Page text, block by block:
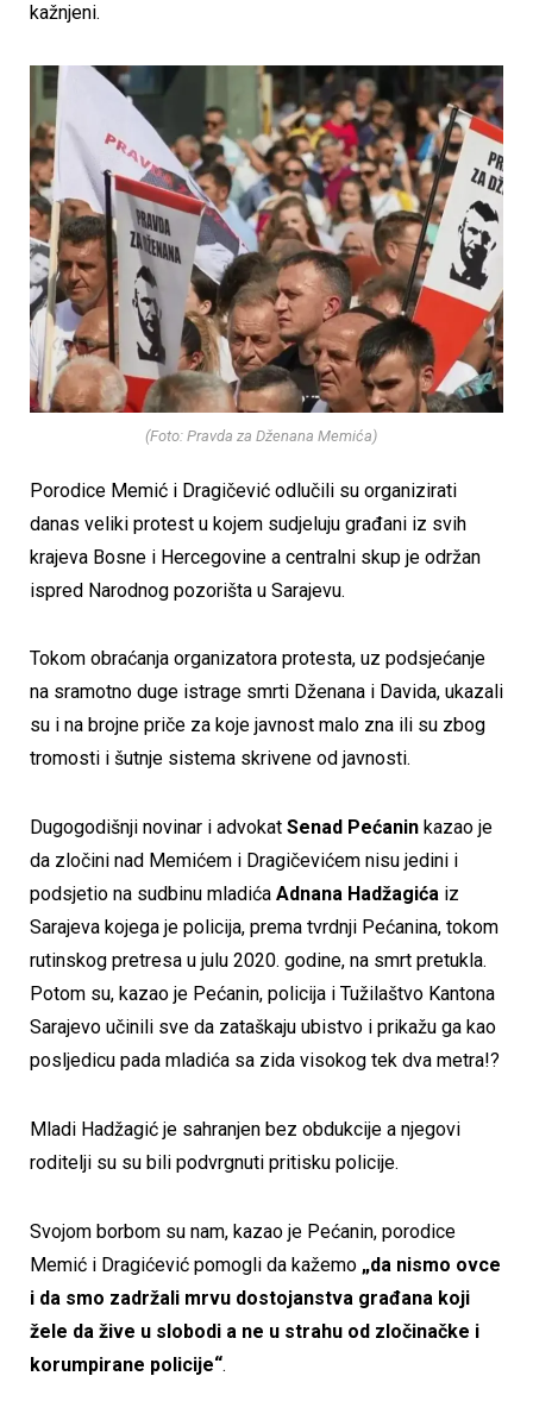
kažnjeni.
(Foto: Pravda za Dženana Memića)
Porodice Memić i Dragičević odlučili su organizirati
danas veliki protest u kojem sudjeluju građani iz svih
krajeva Bosne i Hercegovine a centralni skup je održan
ispred Narodnog pozorišta u Sarajevu.
Tokom obraćanja organizatora protesta, uz podsjećanje
na sramotno duge istrage smrti Dženana i Davida, ukazali
su i na brojne priče za koje javnost malo zna ili su zbog
tromosti i šutnje sistema skrivene od javnosti.
Dugogodišnji novinar i advokat Senad Pećanin kazao je
da zločini nad Memićem i Dragičevićem nisu jedini i
podsjetio na sudbinu mladića Adnana Hadžagića iz
Sarajeva kojega je policija, prema tvrdnji Pećanina, tokom
rutinskog pretresa u julu 2020. godine, na smrt pretukla.
Potom su, kazao je Pećanin, policija i Tužilaštvo Kantona
Sarajevo učinili sve da zataškaju ubistvo i prikažu ga kao
posljedicu pada mladića sa zida visokog tek dva metra!?
Mladi Hadžagić je sahranjen bez obdukcije a njegovi
roditelji su su bili podvrgnuti pritisku policije.
Svojom borbom su nam, kazao je Pećanin, porodice
Memić i Dragićević pomogli da kažemo „da nismo ovce
i da smo zadržali mrvu dostojanstva građana koji
žele da žive u slobodi a ne u strahu od zločinačke i
korumpirane policije“.